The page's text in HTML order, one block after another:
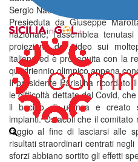
Sergio Naccari, Luca Pandolfo e
Presieduta da Giuseppe
nazionale, l’assemblea
proiezione del video sui
italiana ed è proseguita con la
quadriennio olimpico appena
Il presidente Parisi ha ricordato
le difficoltà dettate dal Covid,
il bacino di utenza e creato
impianti. Ostacoli che il
raggio al fine di lasciarsi alle
risultati straordinari centrati
sforzi abbiano sortito gli effetti